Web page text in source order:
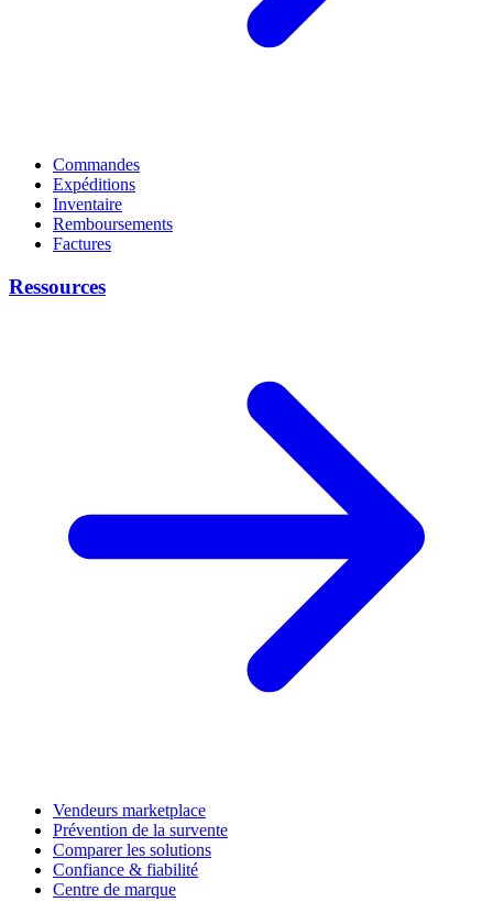
Commandes
Expéditions
Inventaire
Remboursements
Factures
Ressources
Vendeurs marketplace
Prévention de la survente
Comparer les solutions
Confiance & fiabilité
Centre de marque